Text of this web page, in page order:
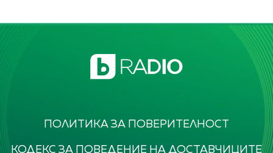
ПОЛИТИКА ЗА ПОВЕРИТЕЛНОСТ
КОДЕКС ЗА ПОВЕДЕНИЕ НА ДОСТАВЧИЦИТЕ